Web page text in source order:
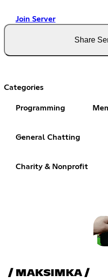
Join Server
Share
Categories
Programming
General Chatting
Charity & Nonprofit
/ MAKSIMKA /